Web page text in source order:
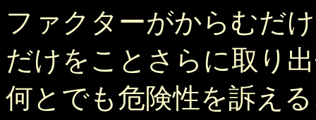
ファクターがからむだ
だけをことさらに取り
何とでも危険性を訴え